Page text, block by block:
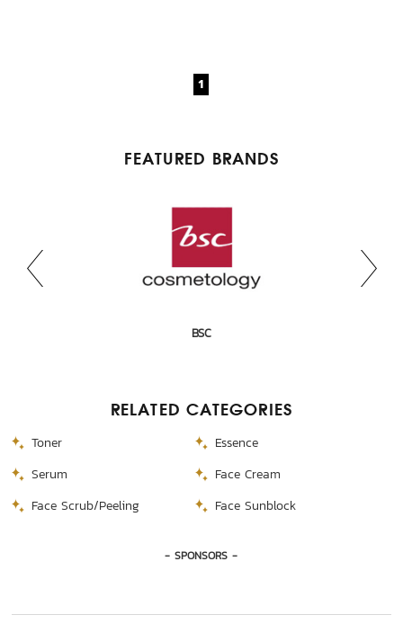
1
FEATURED BRANDS
Hada Labo
Olay
Rare Beauty
Biore
BSC
RELATED CATEGORIES
Toner
Essence
Serum
Face Cream
Face Scrub/Peeling
Face Sunblock
- SPONSORS -